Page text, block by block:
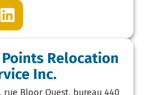
Relocation
Inc.
rue Bloor Ouest, bureau 440